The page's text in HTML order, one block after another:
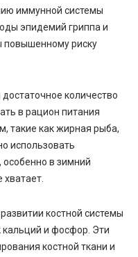
иммунной системы
эпидемий гриппа и
повышенному риску
количество
в рацион питания
такие как жирная рыба,
использовать
в зимний
хватает.
костной системы
кальций и фосфор. Эти
костной ткани и